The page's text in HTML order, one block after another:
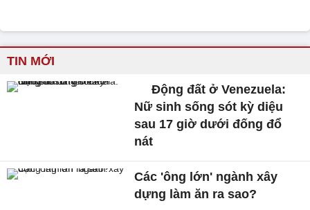
TIN MỚI
Động đất ở Venezuela:
Nữ sinh sống sót kỳ diệu
sau 17 giờ dưới đống đổ
nát
Các 'ông lớn' ngành xây
dựng làm ăn ra sao?